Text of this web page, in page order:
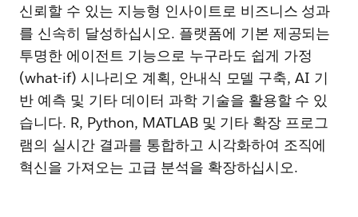
신뢰할 수 있는 지능형 인사이트로 비즈니스 성과
를 신속히 달성하십시오. 플랫폼에 기본 제공되는
투명한 에이전트 기능으로 누구라도 쉽게 가정
(what-if) 시나리오 계획, 안내식 모델 구축, AI 기
반 예측 및 기타 데이터 과학 기술을 활용할 수 있
습니다. R, Python, MATLAB 및 기타 확장 프로그
램의 실시간 결과를 통합하고 시각화하여 조직에
혁신을 가져오는 고급 분석을 확장하십시오.